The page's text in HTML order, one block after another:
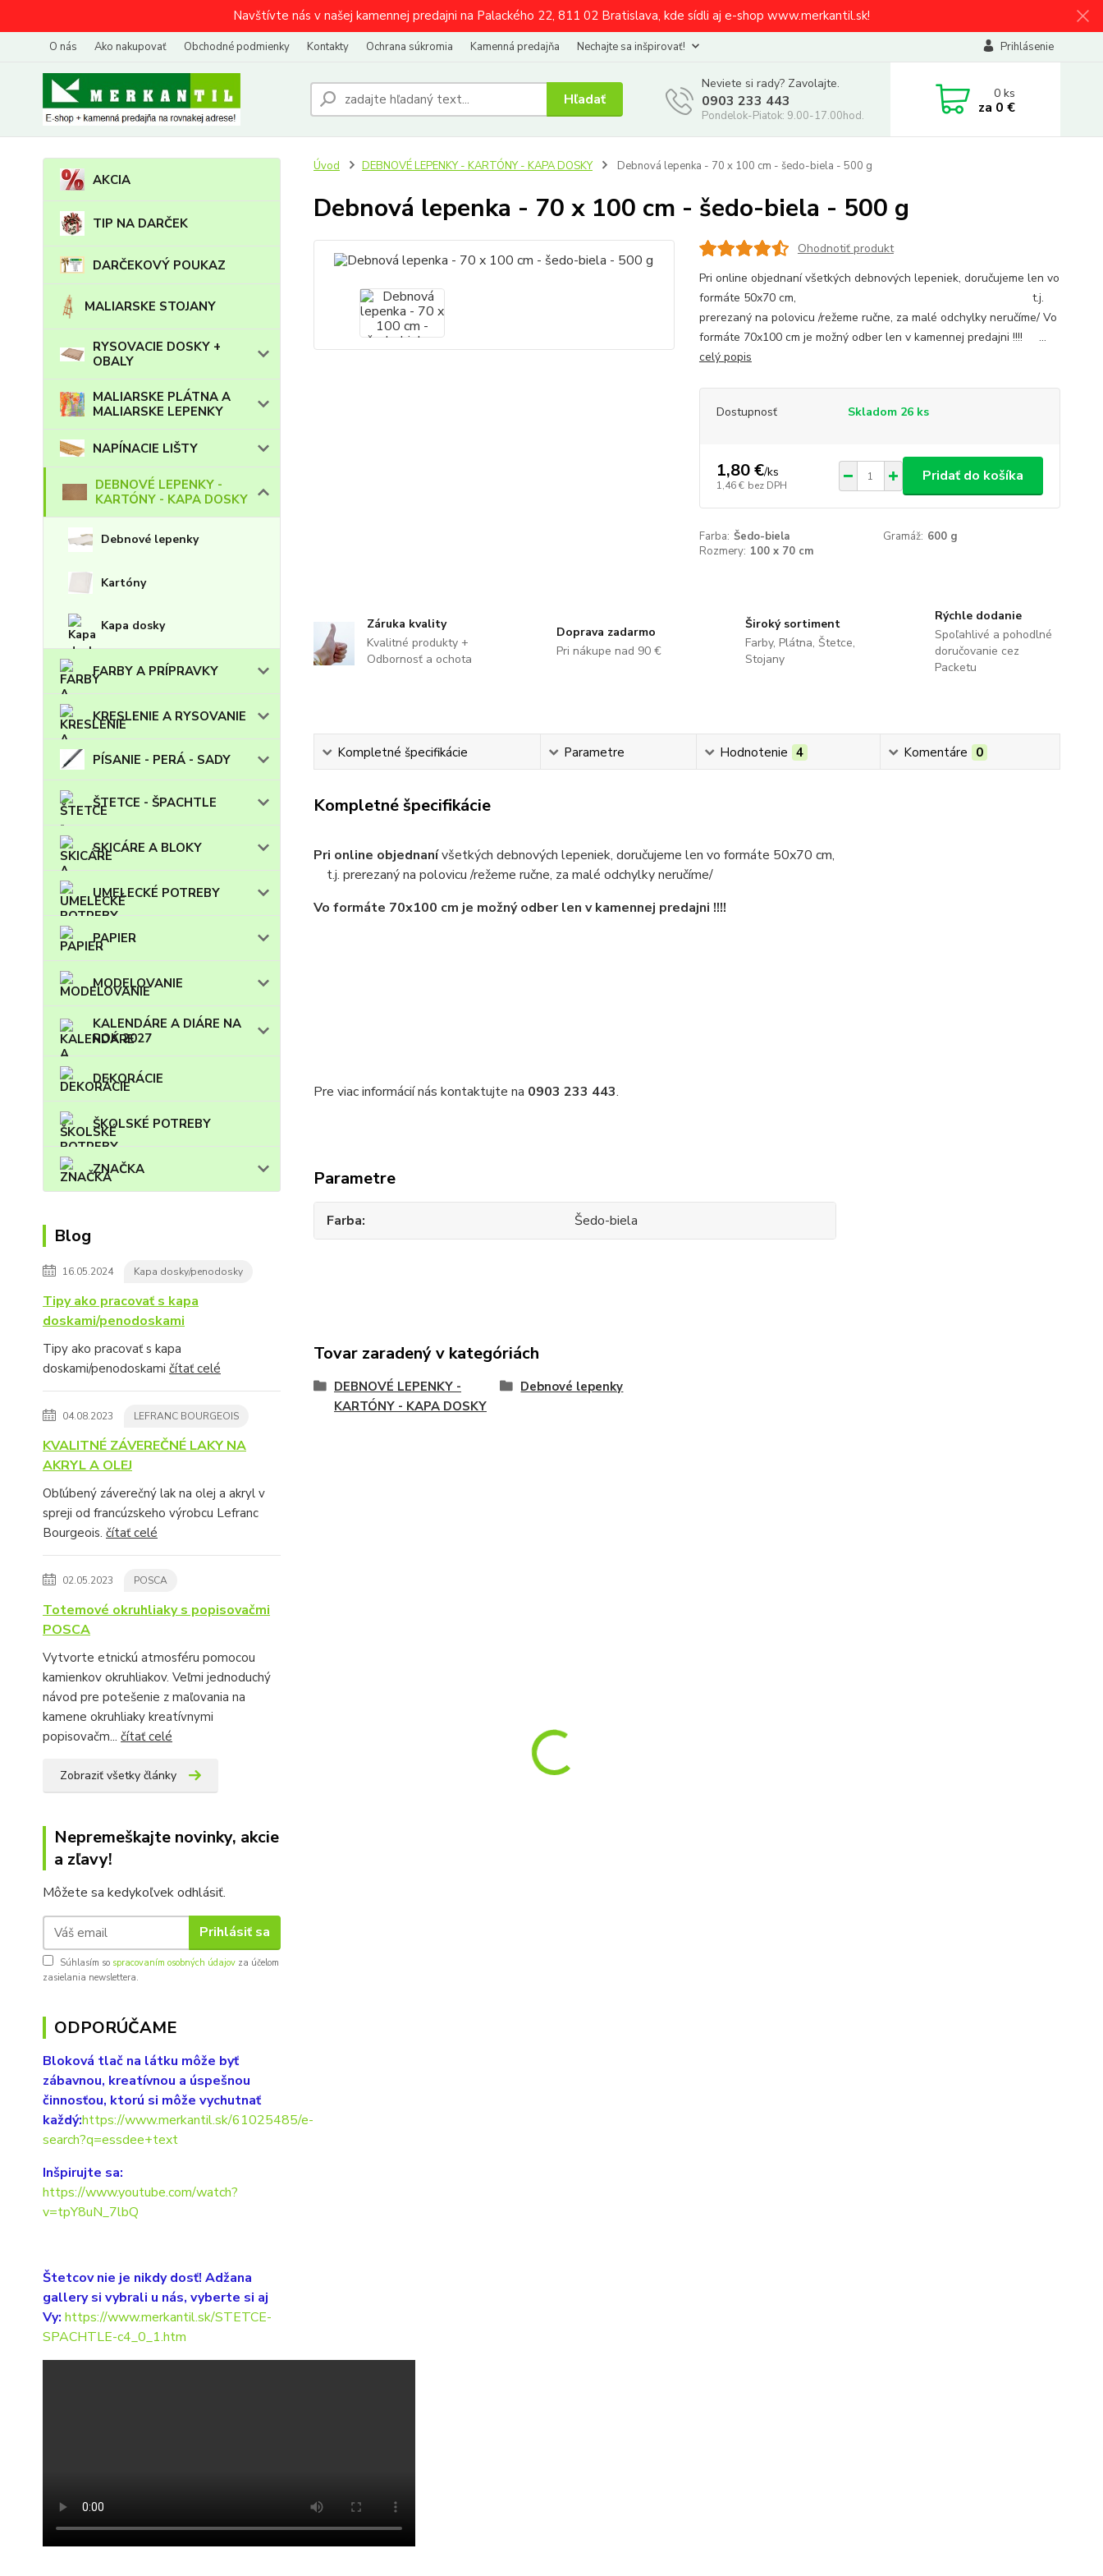
Navštívte nás v našej kamennej predajni na Palackého 22, 811 02 Bratislava, kde sídli aj e-shop www.merkantil.sk!
O nás Ako nakupovať Obchodné podmienky Kontakty Ochrana súkromia Kamenná predajňa Nechajte sa inšpirovať! Prihlásenie
Hľadať
Neviete si rady? Zavolajte.
0903 233 443
Pondelok-Piatok: 9.00-17.00hod.
0ks
za 0 €
AKCIA
TIP NA DARČEK
DARČEKOVÝ POUKAZ
MALIARSKE STOJANY
RYSOVACIE DOSKY +
OBALY
MALIARSKE PLÁTNA A
MALIARSKE LEPENKY
NAPÍNACIE LIŠTY
DEBNOVÉ LEPENKY -
KARTÓNY - KAPA DOSKY
Debnové lepenky
Kartóny
Kapa dosky
FARBY A PRÍPRAVKY
KRESLENIE A RYSOVANIE
PÍSANIE - PERÁ - SADY
ŠTETCE - ŠPACHTLE
SKICÁRE A BLOKY
UMELECKÉ POTREBY
PAPIER
MODELOVANIE
KALENDÁRE A DIÁRE NA
ROK 2027
DEKORÁCIE
ŠKOLSKÉ POTREBY
ZNAČKA
Blog
16.05.2024 Kapa dosky/penodosky
Tipy ako pracovať s kapa
doskami/penodoskami
Tipy ako pracovať s kapa
doskami/penodoskami čítať celé
04.08.2023 LEFRANC BOURGEOIS
KVALITNÉ ZÁVEREČNÉ LAKY NA
AKRYL A OLEJ
Obľúbený záverečný lak na olej a akryl v
spreji od francúzskeho výrobcu Lefranc
Bourgeois. čítať celé
02.05.2023 POSCA
Totemové okruhliaky s popisovačmi
POSCA
Vytvorte etnickú atmosféru pomocou
kamienkov okruhliakov. Veľmi jednoduchý
návod pre potešenie z maľovania na
kamene okruhliaky kreatívnymi
popisovačm... čítať celé
Zobraziť všetky články
Nepremeškajte novinky, akcie
a zľavy!
Môžete sa kedykoľvek odhlásiť.
Prihlásiť sa
Súhlasím so spracovaním osobných údajov za účelom
zasielania newslettera.
ODPORÚČAME
Bloková tlač na látku môže byť
zábavnou, kreatívnou a úspešnou
činnosťou, ktorú si môže vychutnať
každý:https://www.merkantil.sk/61025485/e-
search?q=essdee+text
Inšpirujte sa:
https://www.youtube.com/watch?
v=tpY8uN_7lbQ
Štetcov nie je nikdy dosť! Adžana
gallery si vybrali u nás, vyberte si aj
Vy: https://www.merkantil.sk/STETCE-
SPACHTLE-c4_0_1.htm
Úvod DEBNOVÉ LEPENKY - KARTÓNY - KAPA DOSKY Debnová lepenka - 70 x 100 cm - šedo-biela - 500 g
Debnová lepenka - 70 x 100 cm - šedo-biela - 500 g
Ohodnotiť produkt
Pri online objednaní všetkých debnových lepeniek, doručujeme len vo
formáte 50x70 cm, t.j.
prerezaný na polovicu /režeme ručne, za malé odchylky neručíme/ Vo
formáte 70x100 cm je možný odber len v kamennej predajni !!!! ...
celý popis
Dostupnosť Skladom 26 ks
1,80 €/ks
1,46 € bez DPH
Pridať do košíka
Farba: Šedo-biela Gramáž: 600 g
Rozmery: 100 x 70 cm
Záruka kvality
Kvalitné produkty +
Odbornosť a ochota
Doprava zadarmo
Pri nákupe nad 90 €
Široký sortiment
Farby, Plátna, Štetce,
Stojany
Rýchle dodanie
Spoľahlivé a pohodlné
doručovanie cez
Packetu
Kompletné špecifikácie Parametre Hodnotenie 4 Komentáre 0
Kompletné špecifikácie
Pri online objednanívšetkých debnových lepeniek, doručujeme len vo formáte 50x70 cm,
t.j. prerezaný na polovicu /režeme ručne, za malé odchylky neručíme/
Vo formáte 70x100 cm je možný odber len v kamennej predajni !!!!
Pre viac informácií nás kontaktujte na 0903 233 443.
Parametre
Farba Šedo-biela
Tovar zaradený v kategóriách
DEBNOVÉ LEPENKY -
KARTÓNY - KAPA DOSKY
Debnové lepenky